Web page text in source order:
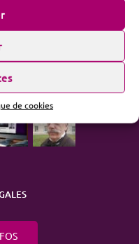
de cookies